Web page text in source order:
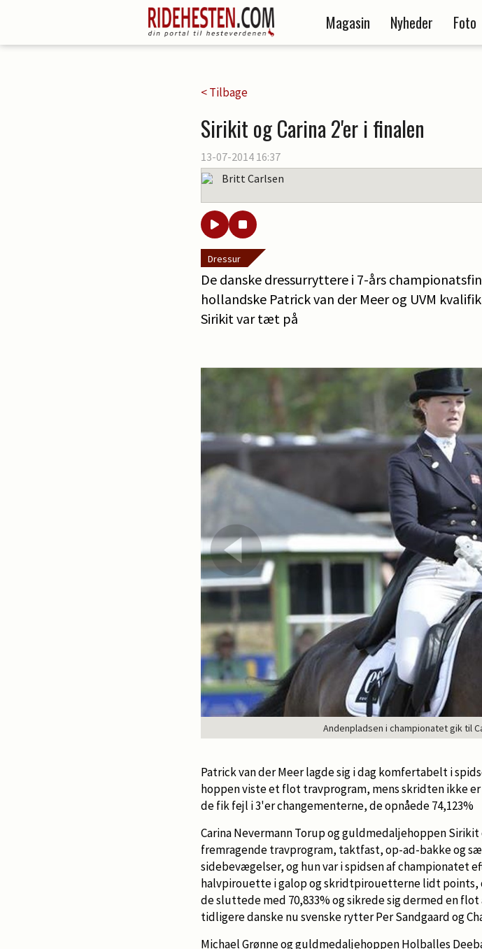
Magasin Nyheder Foto
< Tilbage
Sirikit og Carina 2'er i finalen
13-07-2014 16:37
Britt Carlsen
Dressur
De danske dressurryttere i 7-års
hollandske Patrick van der Meer og UVM
Sirikit var tæt på
Andenpladsen i championatet gik til
Patrick van der Meer lagde sig i dag komfertabelt i
hoppen viste et flot travprogram, mens skridten ikke
de fik fejl i 3'er changementerne, de opnåede 74,123%
Carina Nevermann Torup og guldmedaljehoppen
fremragende travprogram, taktfast, op-ad-bakke og
sidebevægelser, og hun var i spidsen af championatet
halvpirouette i galop og skridtpirouetterne lidt points,
de sluttede med 70,833% og sikrede sig dermed en
tidligere danske nu svenske rytter Per Sandgaard og
Michael Grønne og guldmedaljehoppen Holballes